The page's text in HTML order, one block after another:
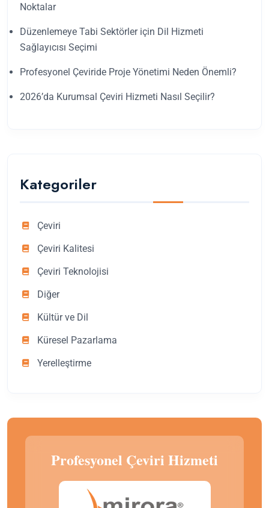
Noktalar
Düzenlemeye Tabi Sektörler için Dil Hizmeti
Sağlayıcısı Seçimi
Profesyonel Çeviride Proje Yönetimi Neden Önemli?
2026’da Kurumsal Çeviri Hizmeti Nasıl Seçilir?
Kategoriler
Çeviri
Çeviri Kalitesi
Çeviri Teknolojisi
Diğer
Kültür ve Dil
Küresel Pazarlama
Yerelleştirme
Profesyonel Çeviri Hizmeti